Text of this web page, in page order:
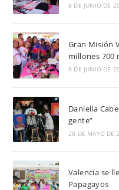
8 DE JUNIO DE
Gran Misión
millones 700
8 DE JUNIO DE
Daniella
gente”
28 DE MAYO DE
Valencia se
Papagayos